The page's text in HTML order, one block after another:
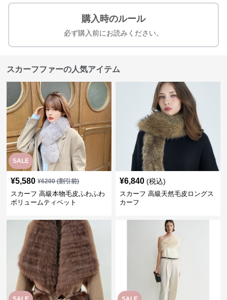
購入時のルール
必ず購入前にお読みください。
スカーフファーの人気アイテム
SALE
¥5,580 ¥6200(割引前)
スカーフ 高級本物毛皮ふわふわ
ボリュームティペット
¥6,840 (税込)
スカーフ 高級天然毛皮ロングス
カーフ